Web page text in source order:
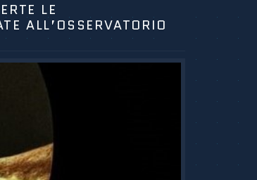
LE
ALL’OSSERVATORIO